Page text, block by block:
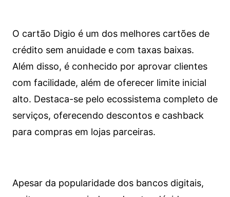
O cartão Digio é um dos melhores cartões de
crédito sem anuidade e com taxas baixas.
Além disso, é conhecido por aprovar clientes
com facilidade, além de oferecer limite inicial
alto. Destaca-se pelo ecossistema completo de
serviços, oferecendo descontos e cashback
para compras em lojas parceiras.
Apesar da popularidade dos bancos digitais,